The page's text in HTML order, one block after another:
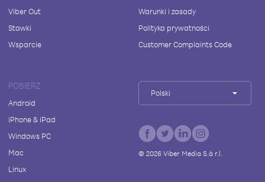
Viber Out
Stawki
Wsparcie
Warunki i zasady
Polityka prywatności
Customer Complaints Code
POBIERZ
Android
iPhone & iPad
Windows PC
Mac
Linux
Polski
© 2026Viber Media S.à r.l.